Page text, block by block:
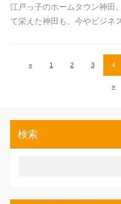
江戸っ子のホームタウン神田
て栄えた神田も、今やビジネ
« 1 2 3 4
»
検索